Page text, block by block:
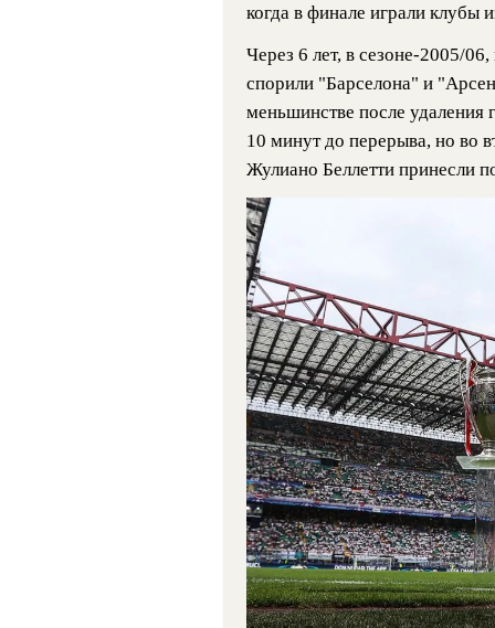
когда в финале играли клубы
Через 6 лет, в сезоне-2005/
спорили "Барселона" и
меньшинстве после удаления
10 минут до перерыва, но во
Жулиано Беллетти принесли